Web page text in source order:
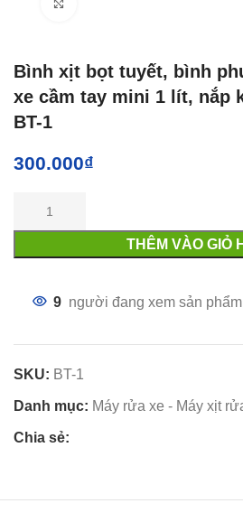
Bình xịt bọt tuyết, bình
xe cầm tay mini 1 lít, nắp
BT-1
300.000₫
THÊM VÀO GIỎ
9 người đang xem sản
SKU: BT-1
Danh mục: Máy rửa xe - Máy xịt
Chia sẻ: